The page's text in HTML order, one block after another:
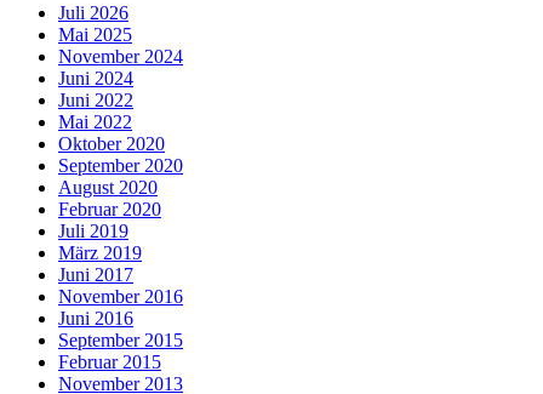
Juli 2026
Mai 2025
November 2024
Juni 2024
Juni 2022
Mai 2022
Oktober 2020
September 2020
August 2020
Februar 2020
Juli 2019
März 2019
Juni 2017
November 2016
Juni 2016
September 2015
Februar 2015
November 2013